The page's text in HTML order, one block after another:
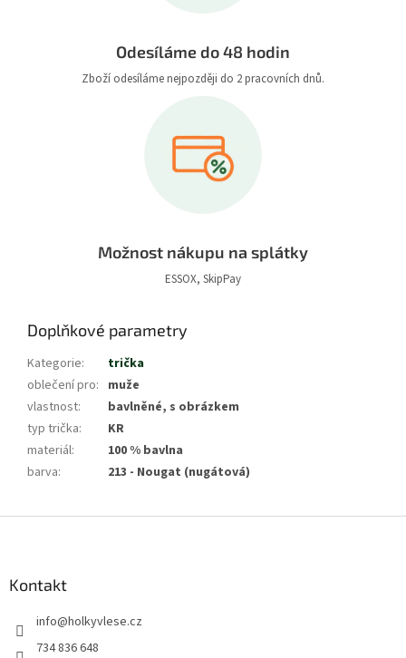
Odesíláme do 48 hodin
Zboží odesíláme nejpozději do 2 pracovních dnů.
Možnost nákupu na splátky
ESSOX, SkipPay
Doplňkové parametry
Kategorie:
trička
oblečení pro: muže
vlastnost:
bavlněné, s obrázkem
typ trička:
KR
materiál:
100 % bavlna
barva: 213 - Nougat (nugátová)
Kontakt
info@holkyvlese.cz
734 836 648